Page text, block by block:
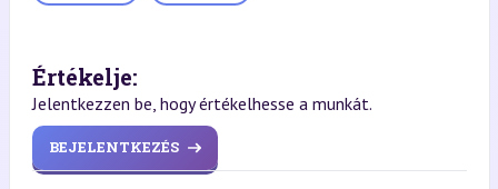
Értékelje:
Jelentkezzen be, hogy értékelhesse a munkát.
BEJELENTKEZÉS